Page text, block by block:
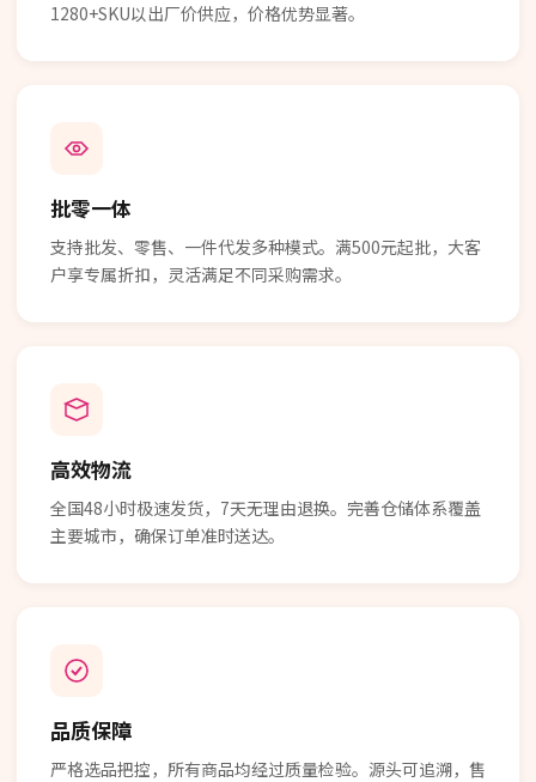
1280+SKU以出厂价供应，价格优势显著。
批零一体
支持批发、零售、一件代发多种模式。满500元起批，大客
户享专属折扣，灵活满足不同采购需求。
高效物流
全国48小时极速发货，7天无理由退换。完善仓储体系覆盖
主要城市，确保订单准时送达。
品质保障
严格选品把控，所有商品均经过质量检验。源头可追溯，售